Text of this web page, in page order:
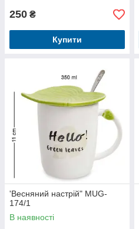
250 ₴
Купити
'Весняний настрій" MUG-
174/1
В наявності